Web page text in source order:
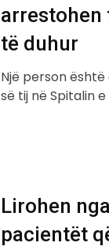
arrestohen
të duhur
Një person
së tij në Spitalin
Lirohen
pacientët